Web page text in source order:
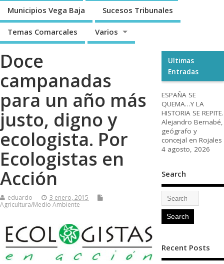
Municipios Vega Baja Sucesos Tribunales
Temas Comarcales Varios
Doce
campanadas
para un año más
justo, digno y
ecologista. Por
Ecologistas en
Acción
eduardo
3 enero, 2015
Agricultura/Medio Ambiente
Ultimas
Entradas
ESPAÑA SE
QUEMA…Y LA
HISTORIA SE REPITE.
Alejandro Bernabé,
geógrafo y
concejal en Rojales
4 agosto, 2026
Search
Recent Posts